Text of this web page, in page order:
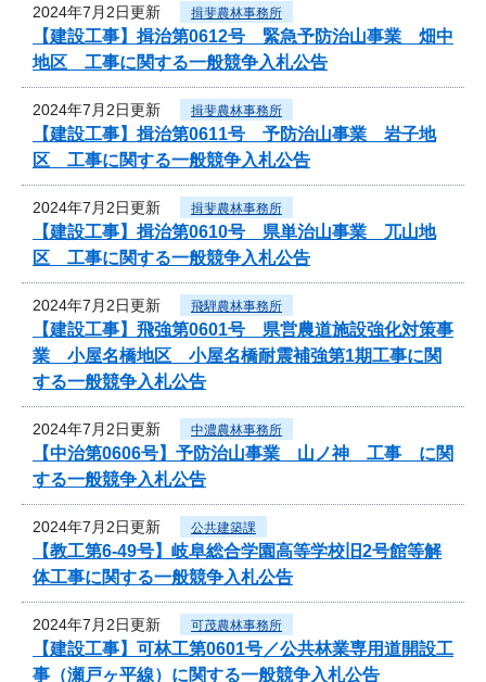
2024年7月2日更新 揖斐農林事務所
【建設工事】揖治第0612号 緊急予防治山事業 畑中
地区 工事に関する一般競争入札公告
2024年7月2日更新 揖斐農林事務所
【建設工事】揖治第0611号 予防治山事業 岩子地
区 工事に関する一般競争入札公告
2024年7月2日更新 揖斐農林事務所
【建設工事】揖治第0610号 県単治山事業 兀山地
区 工事に関する一般競争入札公告
2024年7月2日更新 飛騨農林事務所
【建設工事】飛強第0601号 県営農道施設強化対策事
業 小屋名橋地区 小屋名橋耐震補強第1期工事に関
する一般競争入札公告
2024年7月2日更新 中濃農林事務所
【中治第0606号】予防治山事業 山ノ神 工事 に関
する一般競争入札公告
2024年7月2日更新 公共建築課
【教工第6-49号】岐阜総合学園高等学校旧2号館等解
体工事に関する一般競争入札公告
2024年7月2日更新 可茂農林事務所
【建設工事】可林工第0601号／公共林業専用道開設工
事（瀬戸ヶ平線）に関する一般競争入札公告